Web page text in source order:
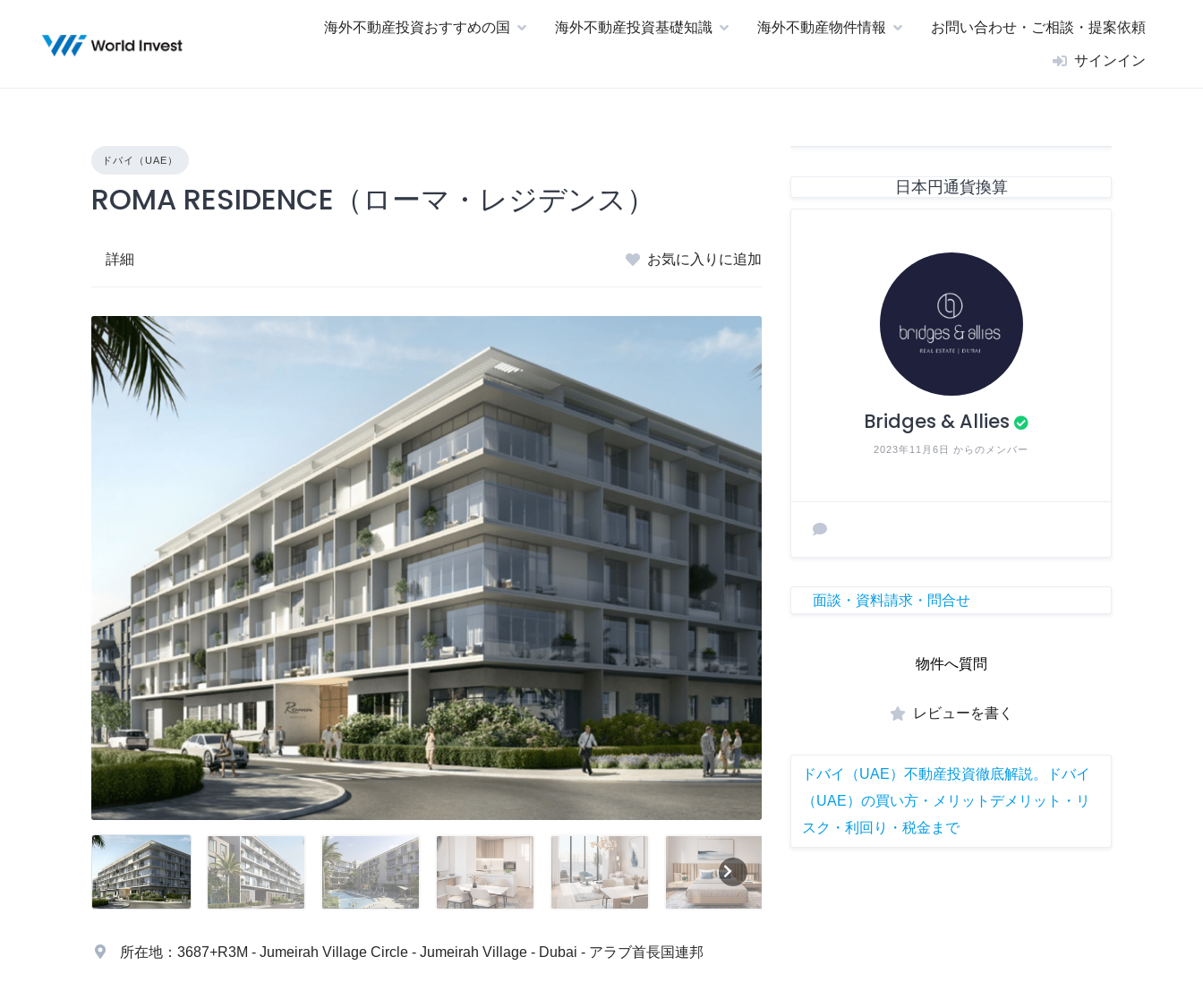
海外不動産投資おすすめの国 海外不動産投資基礎知識 海外不動産物件情報 お問い合わせ・ご相談・提案依頼
サインイン
ドバイ（UAE）
ROMA RESIDENCE（ローマ・レジデンス）
詳細 お気に入りに追加
所在地：3687+R3M - Jumeirah Village Circle - Jumeirah Village - Dubai - アラブ首長国連邦
物件へ質問
レビューを書く
Bridges & Allies
2023年11月6日 からのメンバー
面談・資料請求・問合せ
日本円通貨換算
ドバイ（UAE）不動産投資徹底解説。ドバイ
（UAE）の買い方・メリットデメリット・リ
スク・利回り・税金まで